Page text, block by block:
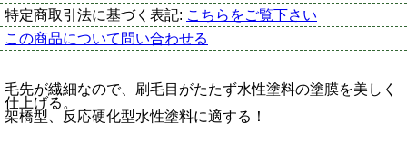
特定商取引法に基づく表記: こちらをご覧下さい
この商品について問い合わせる
毛先が繊細なので、刷毛目がたたず水性塗料の塗膜を美しく
仕上げる。
架橋型、反応硬化型水性塗料に適する！